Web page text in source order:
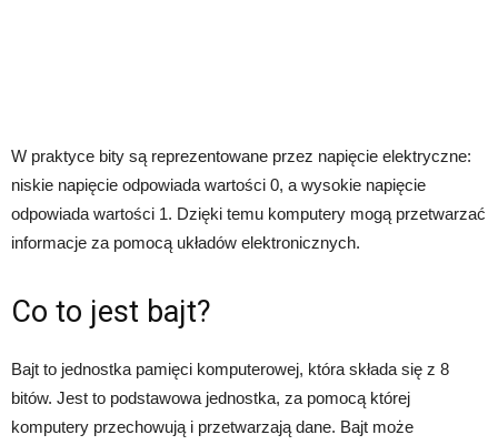
W praktyce bity są reprezentowane przez napięcie elektryczne:
niskie napięcie odpowiada wartości 0, a wysokie napięcie
odpowiada wartości 1. Dzięki temu komputery mogą przetwarzać
informacje za pomocą układów elektronicznych.
Co to jest bajt?
Bajt to jednostka pamięci komputerowej, która składa się z 8
bitów. Jest to podstawowa jednostka, za pomocą której
komputery przechowują i przetwarzają dane. Bajt może